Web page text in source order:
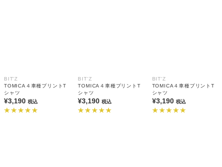
BIT'Z
TOMICA４車種プリントT
シャツ
¥3,190 税込
BIT'Z
TOMICA４車種プリントT
シャツ
¥3,190税込
BIT'Z
TOMICA４車種プリントT
シャツ
¥3,190 税込